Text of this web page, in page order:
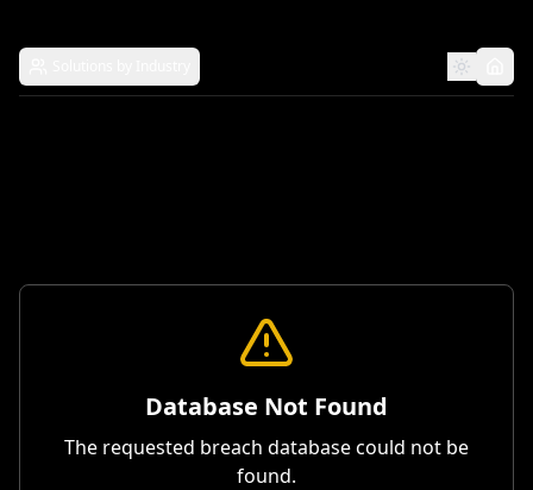
Database Not Found
The requested breach database could not be
found.